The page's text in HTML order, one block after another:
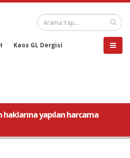
Kaos GL Dergisi
haklarına yapılan harcama